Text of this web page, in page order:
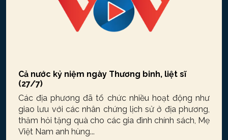
Cả nước kỷ niệm ngày Thương binh, liệt sĩ
(27/7)
Các địa phương đã tổ chức nhiều hoạt động như
giao lưu với các nhân chứng lịch sử ở địa phương,
thăm hỏi tặng quà cho các gia đình chính sách, Mẹ
Việt Nam anh hùng...